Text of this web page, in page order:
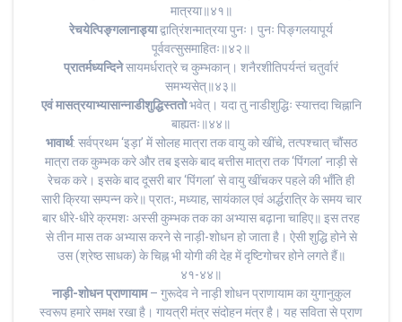
मात्रया॥४१॥
रेचयेत्पिङ्गलानाड्याद्वात्रिंशन्मात्रया पुनः। पुनः पिङ्गलयापूर्य
पूर्ववत्सुसमाहितः॥४२॥
प्रातर्मध्यन्दिनेसायमर्धरात्रे च कुम्भकान्। शनैरशीतिपर्यन्तं चतुर्वारं
समभ्यसेत्॥४३॥
एवं मासत्रयाभ्यासान्नाडीशुद्धिस्ततोभवेत्। यदा तु नाडीशुद्धिः स्यात्तदा चिह्नानि
बाह्यतः॥४४॥
भावार्थ: सर्वप्रथम ‘इड़ा’ में सोलह मात्रा तक वायु को खींचे, तत्पश्चात् चौंसठ
मात्रा तक कुम्भक करे और तब इसके बाद बत्तीस मात्रा तक ‘पिंगला’ नाड़ी से
रेचक करे। इसके बाद दूसरी बार ‘पिंगला’ से वायु खींचकर पहले की भाँति ही
सारी क्रिया सम्पन्न करे॥ प्रातः, मध्याह, सायंकाल एवं अर्द्धरात्रि के समय चार
बार धीरे-धीरे क्रमशः अस्सी कुम्भक तक का अभ्यास बढ़ाना चाहिए॥ इस तरह
से तीन मास तक अभ्यास करने से नाड़ी-शोधन हो जाता है। ऐसी शुद्धि होने से
उस (श्रेष्ठ साधक) के चिह्न भी योगी की देह में दृष्टिगोचर होने लगते हैं॥
४१-४४॥
नाड़ी-शोधन प्राणायाम– गुरूदेव ‌ने नाड़ी शोधन प्राणायाम का युगानुकुल
स्वरूप हमारे समक्ष रखा है। गायत्री मंत्र संदोहन मंत्र है। यह सविता से प्राण